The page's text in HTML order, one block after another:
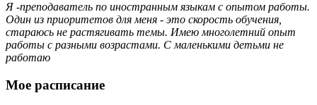
Я -преподаватель по иностранным языкам с опытом работы.
Один из приоритетов для меня - это скорость обучения,
стараюсь не растягивать темы. Имею многолетний опыт
работы с разными возрастами. С маленькими детьми не
работаю
Мое расписание